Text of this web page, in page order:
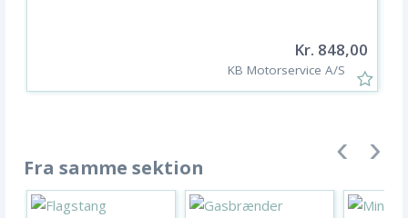
Kr. 848,00
KB Motorservice A/S
Fra samme sektion